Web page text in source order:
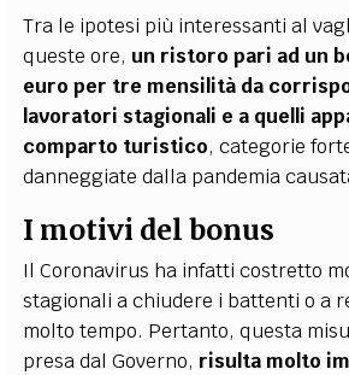
Tra le ipotesi più interessanti al
queste ore, un ristoro pari ad un
euro per tre mensilità da
lavoratori stagionali e a quelli
comparto turistico, categorie
danneggiate dalla pandemia
I motivi del bonus
Il Coronavirus ha infatti costretto
stagionali a chiudere i battenti o a
molto tempo. Pertanto, questa
presa dal Governo, risulta molto